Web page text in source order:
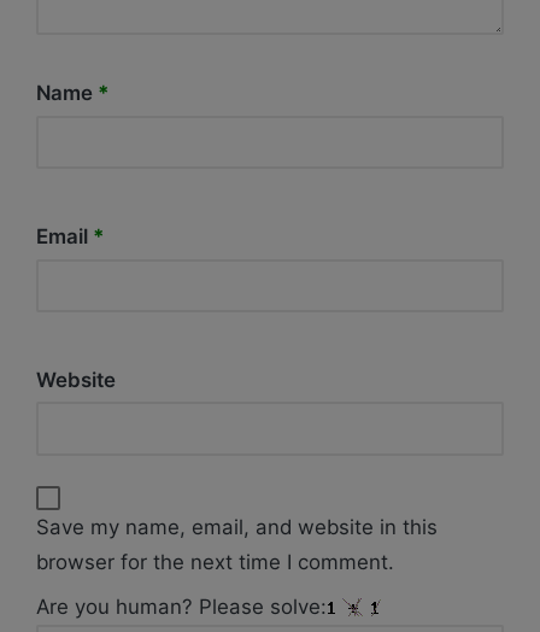
Name *
Email *
Website
Save my name, email, and website in this
browser for the next time I comment.
Are you human? Please solve: